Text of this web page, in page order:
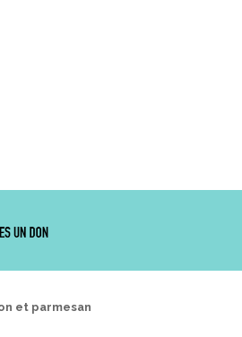
et parmesan